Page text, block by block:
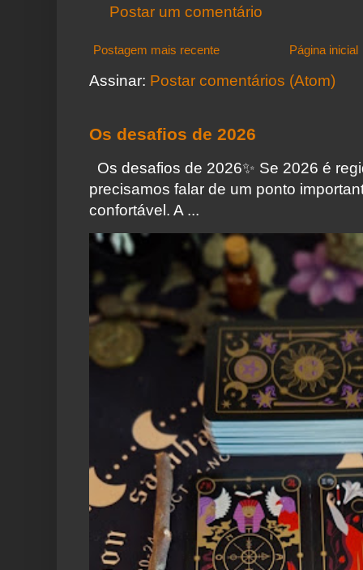
Postar um comentário
Postagem mais recente Página inicial
Assinar: Postar comentários (Atom)
Os desafios de 2026
Os desafios de 2026✨️ Se 2026 é
precisamos falar de um ponto
confortável. A ...